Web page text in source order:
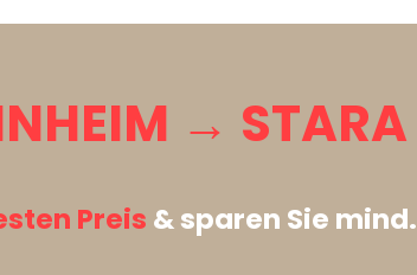
→ STARA
Preis & sparen Sie mind.